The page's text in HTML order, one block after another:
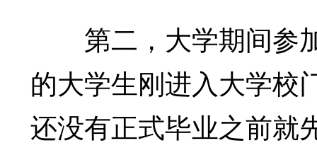
第二，大学期间参
的大学生刚进入大学校
还没有正式毕业之前就